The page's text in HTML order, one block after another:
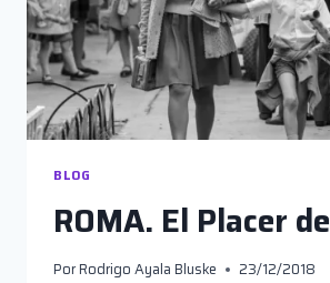
BLOG
ROMA. El Placer
PorRodrigo Ayala Bluske 23/12/2018